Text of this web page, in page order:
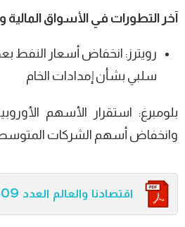
آخر التطورات في الأسواق المالية
رويترز: انخفاض أسعار النفط
سلبي بشأن إمدادات الخام
بلومبرغ: استقرار الأسهم
وانخفاض أسهم الشركات
اقتصادنا والعالم العدد 409